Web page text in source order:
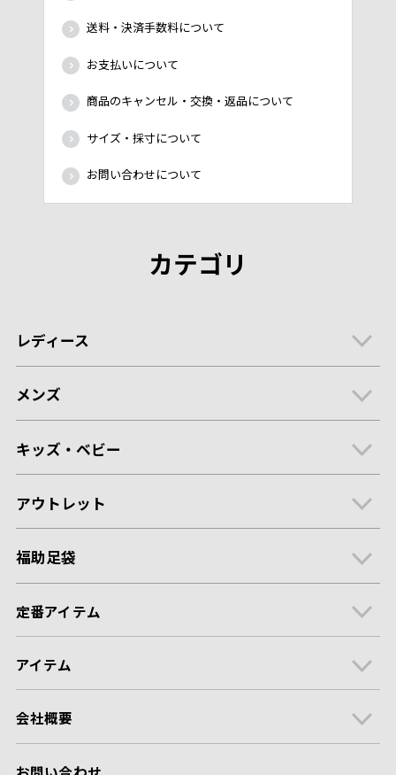
送料・決済手数料について
お支払いについて
商品のキャンセル・交換・返品について
サイズ・採寸について
お問い合わせについて
カテゴリ
レディース
メンズ
キッズ・ベビー
アウトレット
福助足袋
定番アイテム
アイテム
会社概要
お問い合わせ